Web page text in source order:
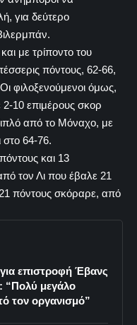
για δεύτερο
με τρίποντο του
πόντους, 62-66,
φιλοξενούμενοι όμως,
2-10 επιμέρους σκορ
από το Μόναχο, με
64-76.
και 13
τον Λι που έβαλε 21
πόντους σκόραρε, από
επιστροφή Έβανς
“Πολύ μεγάλο
τον οργανισμό”